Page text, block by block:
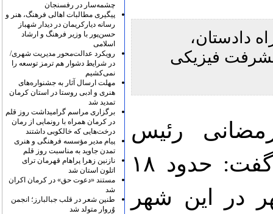
دادستان،
فیزیکی
رئیس
دادگستری شهرستان رفسنجان گفت: حدود ۱۸
در این شهر
چشمه‌سار در رفسنجان
پیگیری مطالبات اهالی فرهنگ، هنر و
رسانه دیارکریمان در دیدار شهباز
حسن‌پور با وزیر فرهنگ و ارشاد
اسلامی
رویکرد عدالت‌محور مدیریت شهری/
در شرایط دشوار هم ترمز توسعه را
نمی‌کشیم
مهلت ارسال آثار به جشنواره‌های
هنری و ادبی روستا در استان کرمان
تمدید شد
برگزاری مراسم گرامیداشت روز قلم
در کرمان همراه با رونمایی از رمان
درخت‌هایی که خالکوبی داشتند
پیام مدیر مؤسسه فرهنگی و هنری
تمدن جاوید به مناسبت روز قلم
نازنین زهرا پراهام قهرمان ترای
اتلون استان شد
مستند «دعوت حق» در کرمان اکران
شد
طنین شعر در قلب جبالبارز؛ انجمن
وُروار متولد شد